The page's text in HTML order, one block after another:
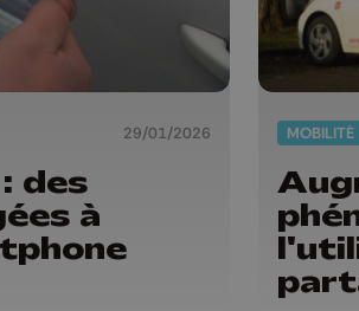
29/01/2026
des
à
MOBILITÉ